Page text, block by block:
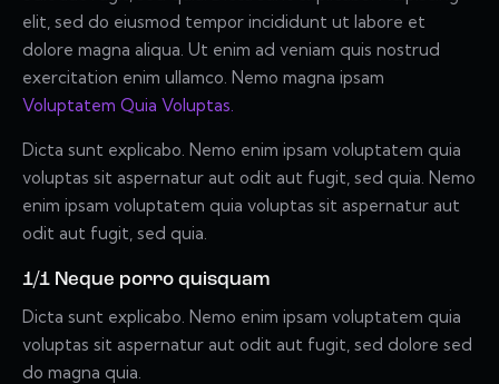
elit, sed do eiusmod tempor incididunt ut labore et
dolore magna aliqua. Ut enim ad veniam quis nostrud
exercitation enim ullamco. Nemo magna ipsam
Voluptatem Quia Voluptas.
Dicta sunt explicabo. Nemo enim ipsam voluptatem quia
voluptas sit aspernatur aut odit aut fugit, sed quia. Nemo
enim ipsam voluptatem quia voluptas sit aspernatur aut
odit aut fugit, sed quia.
1/1 Neque porro quisquam
Dicta sunt explicabo. Nemo enim ipsam voluptatem quia
voluptas sit aspernatur aut odit aut fugit, sed dolore sed
do magna quia.